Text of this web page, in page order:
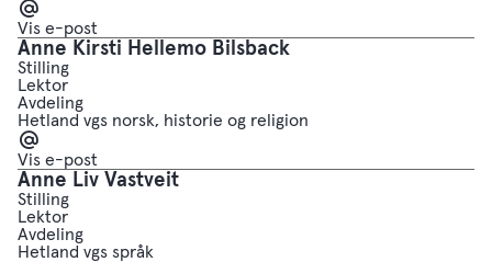
post
Vis e-post
Anne Kirsti Hellemo Bilsback
Stilling
Lektor
Avdeling
Hetland vgs norsk, historie og religion
post
Vis e-post
Anne Liv Vastveit
Stilling
Lektor
Avdeling
Hetland vgs språk